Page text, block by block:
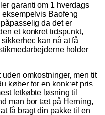
garanti om 1 hverdags
eksempelvis Baofeng
da det er
et konkret tidspunkt,
kan nå at få
holder
omkostninger, men tit
køber for en konkret pris.
letkøbte løsning til
man bor tæt på Herning,
få bragt din pakke til en